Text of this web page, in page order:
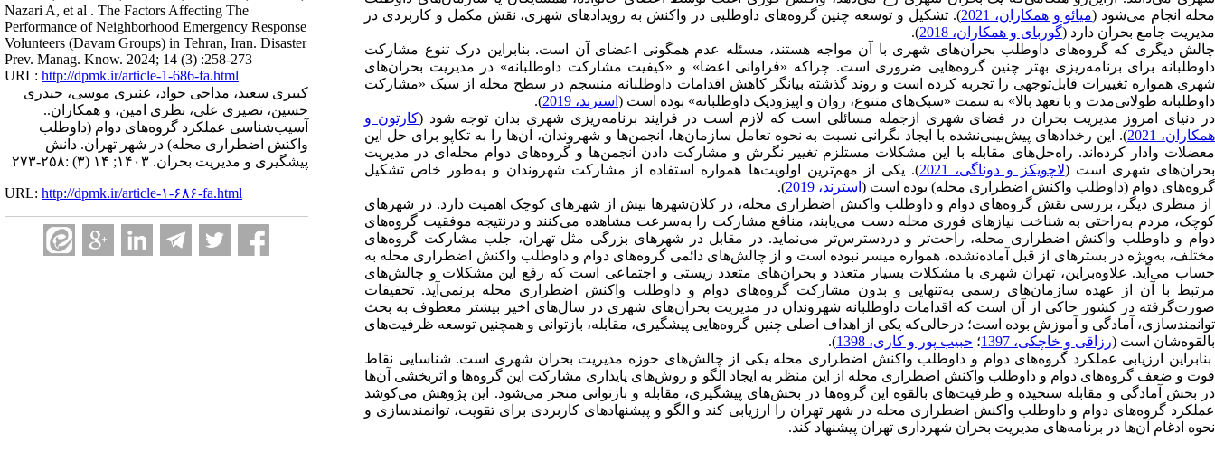
Nazari A, et al . The Factors Affecting The
Performance of Neighborhood Emergency Response
Volunteers (Davam Groups) in Tehran, Iran. Disaster
Prev. Manag. Know. 2024; 14 (3) :258-273
URL: http://dpmk.ir/article-1-686-fa.html
کبیری سعید، مداحی جواد، عنبری موسی، حیدری
حسین، نصیری علی، نظری امین، و همکاران..
‫آسیب‌شناسی عملکرد گروه‌های دوام (داوطلب
واکنش اضطراری محله) در شهر تهران‬‬‬‬‬‬. دانش
پیشگیری و مدیریت بحران. ۱۴۰۳; ۱۴ (۳) :۲۵۸-۲۷۳
URL: http://dpmk.ir/article-۱-۶۸۶-fa.html
محله انجام می‌شود (میائو و همکاران، 2021
). تشکیل و توسعه چنین گروه‌های داوطلبی در واکنش به رویدادهای شهری، نقش مکمل و کاربردی در
مدیریت جامع بحران دارد (گوربای و همکاران، 2018
).
چالش دیگری که گروه‌های داوطلب بحران‌های شهری با آن مواجه هستند، مسئله عدم همگونی اعضای آن است. بنابراین درک تنوع مشارکت
داوطلبانه برای برنامه‌ریزی بهتر چنین گروه‌هایی ضروری است. چرا‌که «فراوانی اعضا» و «کیفیت مشارکت داوطلبانه» در مدیریت بحران‌های
شهری همواره تغییرات قابل‌توجهی را تجربه کرده است و روند گذشته بیانگر کاهش اقدامات داوطلبانه منسجم در سطح محله از سبک «مشارکت
داوطلبانه طولانی‌مدت و با تعهد بالا» به سمت «سبک‌های متنوع، روان و اپیزودیک داوطلبانه» بوده است ( استرند، 2019
).
در دنیای امروز مدیریت بحران در فضای شهری ازجمله مسائلی است که لازم است در فرایند برنامه‌ریزی شهری بدان توجه شود (کارتون و
همکاران، 2021
). این رخدادهای پیش‌بینی‌نشده با ایجاد نگرانی نسبت به نحوه تعامل سازمان‌ها، انجمن‌ها و شهروندان، آن‌ها را به تکاپو برای حل این
معضلات وادار کرده‌اند. راه‌حل‌های مقابله با این مشکلات مستلزم تغییر نگرش و مشارکت دادن انجمن‌ها و گروه‌های دوام محله‌ای در مدیریت
بحران‌های شهری است (لاچویکز و دوناگی، 2021
). یکی از مهم‌ترین اولویت‌ها همواره استفاده از مشارکت شهروندان و به‌طور خاص تشکیل
گروه‌های دوام (داوطلب واکنش اضطراری محله) بوده است ( استرند، 2019
).
از منظری دیگر، بررسی نقش گروه‌های دوام و داوطلب واکنش اضطراری محله، در کلان‌شهرها بیش از شهرهای کوچک اهمیت دارد. در شهرهای
کوچک، مردم به‌راحتی به شناخت نیازهای فوری محله دست می‌یابند، منافع مشارکت را به‌سرعت مشاهده می‌کنند و درنتیجه موفقیت گروه‌های
دوام و داوطلب واکنش اضطراری محله، راحت‌تر و دردسترس‌‌تر می‌نماید. در مقابل در شهرهای بزرگی مثل تهران، جلب مشارکت گروه‌های
مختلف، به‌‌ویژه در بسترهای از قبل آماده‌نشده، همواره میسر نبوده است و از چالش‌های دائمی گروه‌های دوام و داوطلب واکنش اضطراری محله به
‌حساب می‌آید. علاوه‌بر‌این، تهران شهری با مشکلات بسیار متعدد و بحران‌های متعدد زیستی و اجتماعی است که رفع این مشکلات و چالش‌های
مرتبط با آن از عهده سازمان‌های رسمی به‌تنهایی و بدون مشارکت گروه‌های دوام و داوطلب واکنش اضطراری محله برنمی‌آید. تحقیقات
صورت‌گرفته در کشور حاکی از آن است که اقدامات داوطلبانه شهروندان در مدیریت بحران‌های شهری در سال‌های اخیر بیشتر معطوف به بحث
توانمندسازی، آمادگی و آموزش بوده است؛ درحالی‌که یکی از اهداف اصلی چنین گروه‌هایی پیشگیری، مقابله، بازتوانی و همچنین توسعه ظرفیت‌های
بالقوه‌شان است (رزاقی و خاچکی، 1397 ؛ حبیب پور و کاری، 1398
).
بنابراین ارزیابی عملکرد گروه‌های دوام و داوطلب واکنش اضطراری محله یکی از چالش‌های حوزه مدیریت بحران شهری است. شناسایی نقاط
قوت و ضعف گروه‌های دوام و داوطلب واکنش اضطراری محله از این منظر به ایجاد الگو و روش‌های پایداری مشارکت این گروه‌ها و اثربخشی آن‌ها
در بخش آمادگی و مقابله سنجیده و ظرفیت‌های بالقوه این گروه‌ها در بخش‌های پیشگیری، مقابله و بازتوانی منجر می‌شود. این پژوهش می‌کوشد
عملکرد گروه‌های دوام و داوطلب واکنش اضطراری محله در شهر تهران را ارزیابی کند و الگو و پیشنهاد‌های کاربردی برای تقویت، توانمندسازی و
نحوه ادغام آن‌ها در برنامه‌های مدیریت بحران شهرداری تهران پیشنهاد کند.